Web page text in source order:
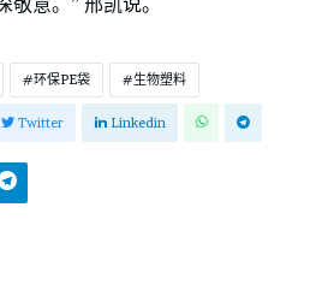
环保PE袋 生物塑料
Twitter Linkedin